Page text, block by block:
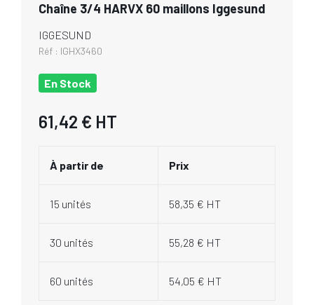
Chaîne 3/4 HARVX 60 maillons Iggesund
IGGESUND
Réf : IGHX3460
En Stock
61,42 € HT
À partir de Prix
15 unités 58,35 € HT
30 unités 55,28 € HT
60 unités 54,05 € HT